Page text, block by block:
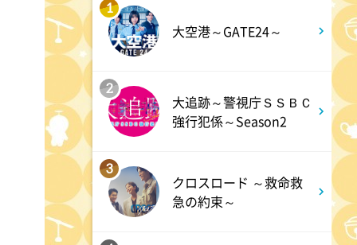
午後
TOKYO EVERYONE
午後 1:55
午後もじゅん散歩
午後 2:53
1
大空港～GATE24～
2
大追跡～警視庁ＳＳＢＣ
強行犯係～Season2
3
クロスロード ～救命救
急の約束～